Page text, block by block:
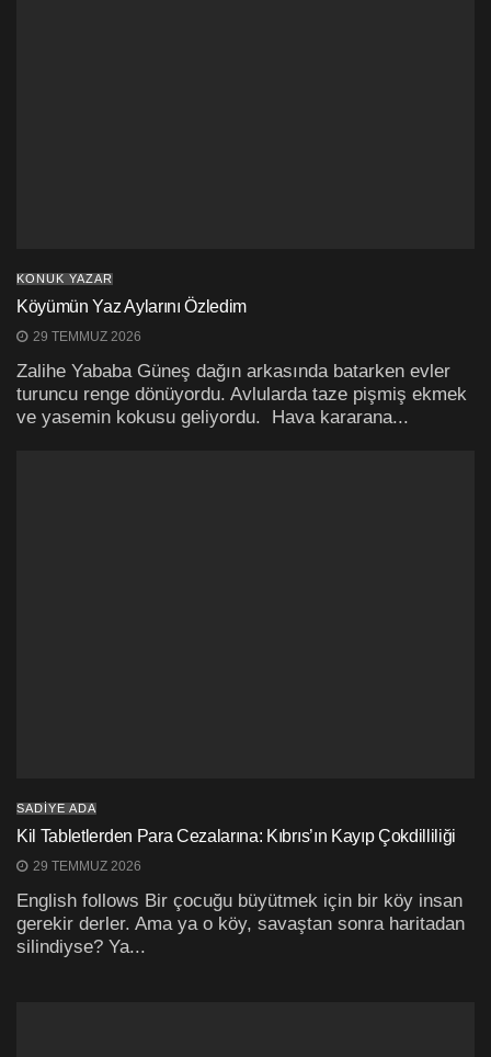
KONUK YAZAR
Köyümün Yaz Aylarını Özledim
29 TEMMUZ 2026
Zalihe Yababa Güneş dağın arkasında batarken evler
turuncu renge dönüyordu. Avlularda taze pişmiş ekmek
ve yasemin kokusu geliyordu. Hava kararana...
SADİYE ADA
Kil Tabletlerden Para Cezalarına: Kıbrıs’ın Kayıp Çokdilliliği
29 TEMMUZ 2026
English follows Bir çocuğu büyütmek için bir köy insan
gerekir derler. Ama ya o köy, savaştan sonra haritadan
silindiyse? Ya...